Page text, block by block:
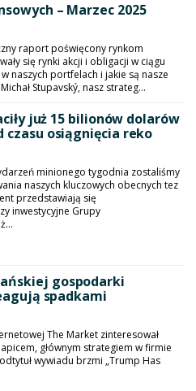
– Marzec 2025
raport poświęcony rynkom
się rynki akcji i obligacji w ciągu
naszych portfelach i jakie są nasze
Stupavský, nasz strateg...
już 15 bilionów dolarów
osiągnięcia reko
minionego tygodnia zostaliśmy
naszych kluczowych obecnych tez
przedstawiają się
inwestycyjne Grupy
gospodarki
spadkami
The Market zinteresował
głównym strategiem w firmie
wywiadu brzmi „Trump Has